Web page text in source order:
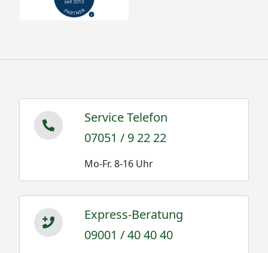
Service Telefon
07051 / 9 22 22
Mo-Fr. 8-16 Uhr
Express-Beratung
09001 / 40 40 40